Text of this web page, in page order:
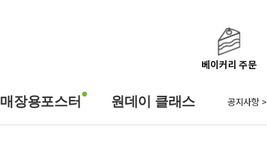
베이커리 주문
매장용포스터 원데이 클래스 공지사항 >